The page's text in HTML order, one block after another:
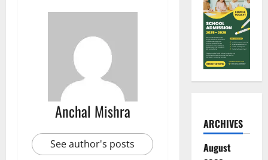
Anchal Mishra
See author's posts
ARCHIVES
August